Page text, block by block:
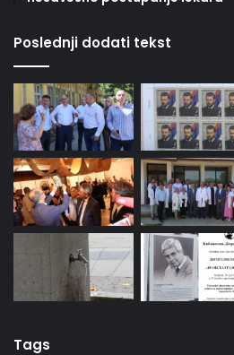
Poslednji dodati tekst
Tags